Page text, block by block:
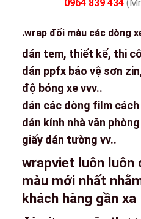
0964 839 434
.wrap đổi màu các dòng
dán tem, thiết kế, thi
dán ppfx bảo vệ sơn
độ bóng xe vvv..
dán các dòng film
dán kính nhà văn phòng
giấy dán tường vv..
wrapviet luôn luôn
màu mới nhất
khách hàng gần xa